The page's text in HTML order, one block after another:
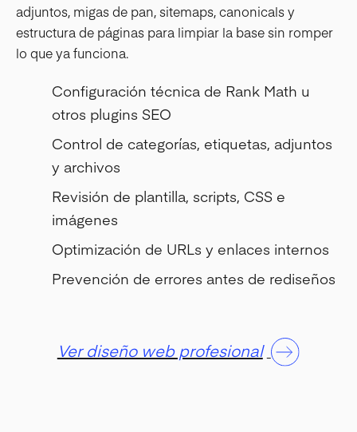
adjuntos, migas de pan, sitemaps, canonicals y
estructura de páginas para limpiar la base sin romper
lo que ya funciona.
Configuración técnica de Rank Math u
otros plugins SEO
Control de categorías, etiquetas, adjuntos
y archivos
Revisión de plantilla, scripts, CSS e
imágenes
Optimización de URLs y enlaces internos
Prevención de errores antes de rediseños
Ver diseño web profesional